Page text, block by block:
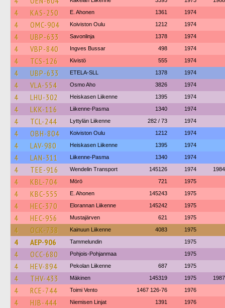
4 KAS-250 E. Ahonen 1361 1974
4 OMC-904 Koiviston Oulu 1212 1974
4 UBP-633 Savonlinja 1378 1974
4 VBP-840 Ingves Bussar 498 1974
4 TCS-126 Kivistö 555 1974
4 UBP-633 ETELA-SLL 1378 1974
4 VLA-554 Osmo Aho 3826 1974
4 LHU-302 Heiskasen Liikenne 1395 1974
4 LKK-116 Liikenne-Pasma 1340 1974
4 TCL-244 Lyttylän Liikenne 282 / 73 1974
4 OBH-804 Koiviston Oulu 1212 1974
4 LAV-980 Heiskasen Liikenne 1395 1974
4 LAN-311 Liikenne-Pasma 1340 1974
4 TEE-916 Wendelin Transport 145126 1974 1984
4 KBL-704 Mörö 721 1975
4 KBC-555 E. Ahonen 145243 1975
4 HEC-370 Elorannan Liikenne 145242 1975
4 HEC-956 Mustajärven 621 1975
4 OCK-738 Kainuun Liikenne 4083 1975
4 AEP-906 Tammelundin 1975
4 OCC-680 Pohjois-Pohjanmaa 1975
4 HEV-894 Pekolan Liikenne 687 1975
4 THV-433 Mäkinen 145319 1975 1987
4 RCE-744 Toimi Vento 1467 126-76 1976
4 HJB-444 Niemisen Linjat 1391 1976